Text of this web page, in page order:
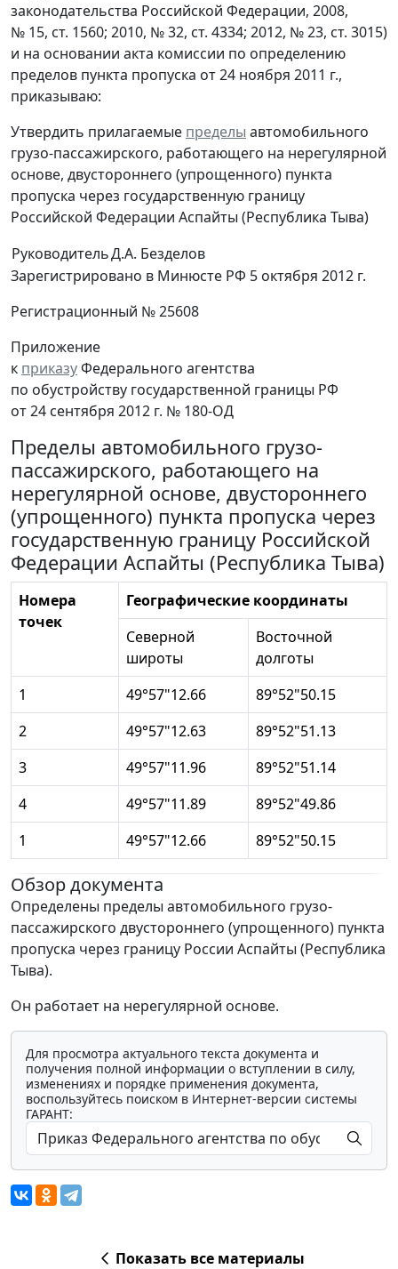
законодательства Российской Федерации, 2008,
№ 15, ст. 1560; 2010, № 32, ст. 4334; 2012, № 23, ст. 3015)
и на основании акта комиссии по определению
пределов пункта пропуска от 24 ноября 2011 г.,
приказываю:
Утвердить прилагаемые пределы автомобильного
грузо-пассажирского, работающего на нерегулярной
основе, двустороннего (упрощенного) пункта
пропуска через государственную границу
Российской Федерации Аспайты (Республика Тыва)
РуководительД.А. Безделов
Зарегистрировано в Минюсте РФ 5 октября 2012 г.
Регистрационный № 25608
Приложение
к приказуФедерального агентства
по обустройству государственной границы РФ
от 24 сентября 2012 г. № 180-ОД
Пределы автомобильного грузо-
пассажирского, работающего на
нерегулярной основе, двустороннего
(упрощенного) пункта пропуска через
государственную границу Российской
Федерации Аспайты (Республика Тыва)
Номера
точек
Географические координаты
Северной
широты
Восточной
долготы
1
49°57"12.66
89°52"50.15
2
49°57"12.63
89°52"51.13
3
49°57"11.96
89°52"51.14
4
49°57"11.89
89°52"49.86
1
49°57"12.66 89°52"50.15
Обзор документа
Определены пределы автомобильного грузо-
пассажирского двустороннего (упрощенного) пункта
пропуска через границу России Аспайты (Республика
Тыва).
Он работает на нерегулярной основе.
Для просмотра актуального текста документа и
получения полной информации о вступлении в силу,
изменениях и порядке применения документа,
воспользуйтесь поиском в Интернет-версии системы
ГАРАНТ:
Показать все материалы